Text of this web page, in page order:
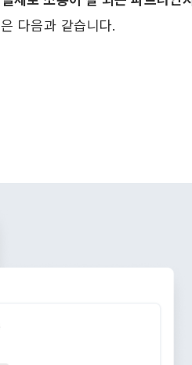
다음과 같습니다.